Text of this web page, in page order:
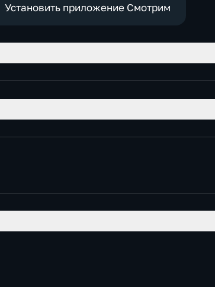
Установить приложение Смотрим